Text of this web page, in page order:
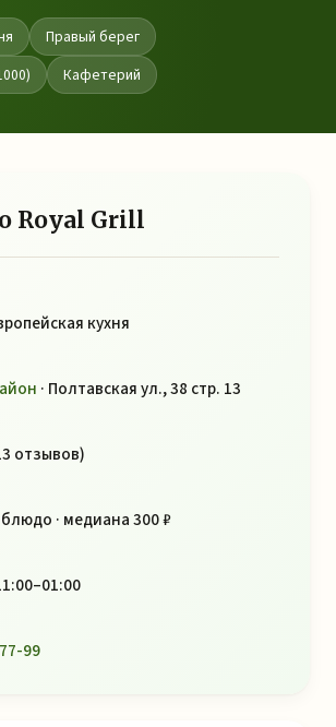
Правый берег
Кафетерий
Royal Grill
кухня
· Полтавская ул., 38 стр. 13
отзывов)
· медиана 300 ₽
99